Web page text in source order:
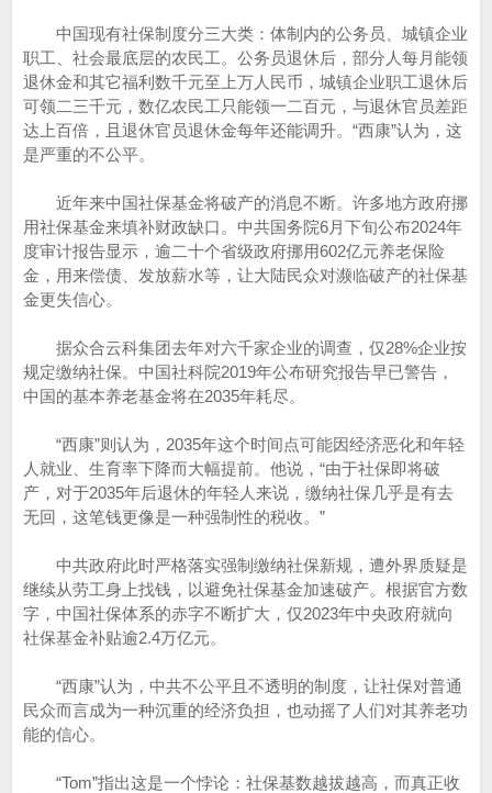
中国现有社保制度分三大类：体制内的公务员、城镇企业
职工、社会最底层的农民工。公务员退休后，部分人每月能领
退休金和其它福利数千元至上万人民币，城镇企业职工退休后
可领二三千元，数亿农民工只能领一二百元，与退休官员差距
达上百倍，且退休官员退休金每年还能调升。“西康”认为，这
是严重的不公平。
近年来中国社保基金将破产的消息不断。许多地方政府挪
用社保基金来填补财政缺口。中共国务院6月下旬公布2024年
度审计报告显示，逾二十个省级政府挪用602亿元养老保险
金，用来偿债、发放薪水等，让大陆民众对濒临破产的社保基
金更失信心。
据众合云科集团去年对六千家企业的调查，仅28%企业按
规定缴纳社保。中国社科院2019年公布研究报告早已警告，
中国的基本养老基金将在2035年耗尽。
“西康”则认为，2035年这个时间点可能因经济恶化和年轻
人就业、生育率下降而大幅提前。他说，“由于社保即将破
产，对于2035年后退休的年轻人来说，缴纳社保几乎是有去
无回，这笔钱更像是一种强制性的税收。”
中共政府此时严格落实强制缴纳社保新规，遭外界质疑是
继续从劳工身上找钱，以避免社保基金加速破产。根据官方数
字，中国社保体系的赤字不断扩大，仅2023年中央政府就向
社保基金补贴逾2.4万亿元。
“西康”认为，中共不公平且不透明的制度，让社保对普通
民众而言成为一种沉重的经济负担，也动摇了人们对其养老功
能的信心。
“Tom”指出这是一个悖论：社保基数越拔越高，而真正收